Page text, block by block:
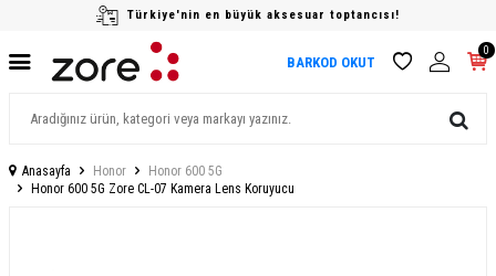
Türkiye'nin en büyük aksesuar toptancısı!
BARKOD OKUT
0
Anasayfa Honor
Honor 600 5G
Honor 600 5G Zore CL-07 Kamera Lens Koruyucu